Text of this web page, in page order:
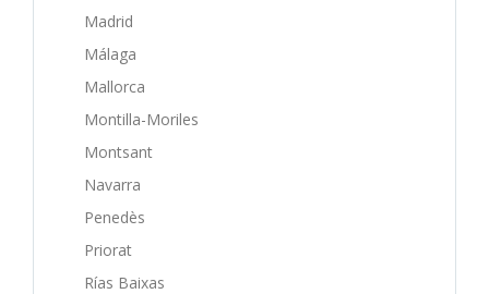
Madrid
Málaga
Mallorca
Montilla-Moriles
Montsant
Navarra
Penedès
Priorat
Rías Baixas